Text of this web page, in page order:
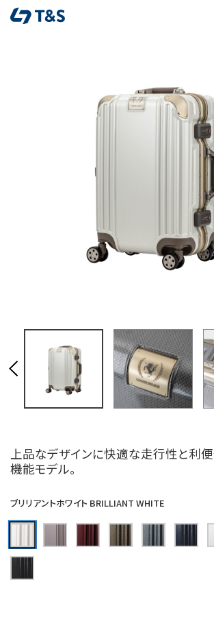
上品なデザインに快適な走行性と利
機能モデル。
ブリリアントホワイト BRILLIANT WHITE